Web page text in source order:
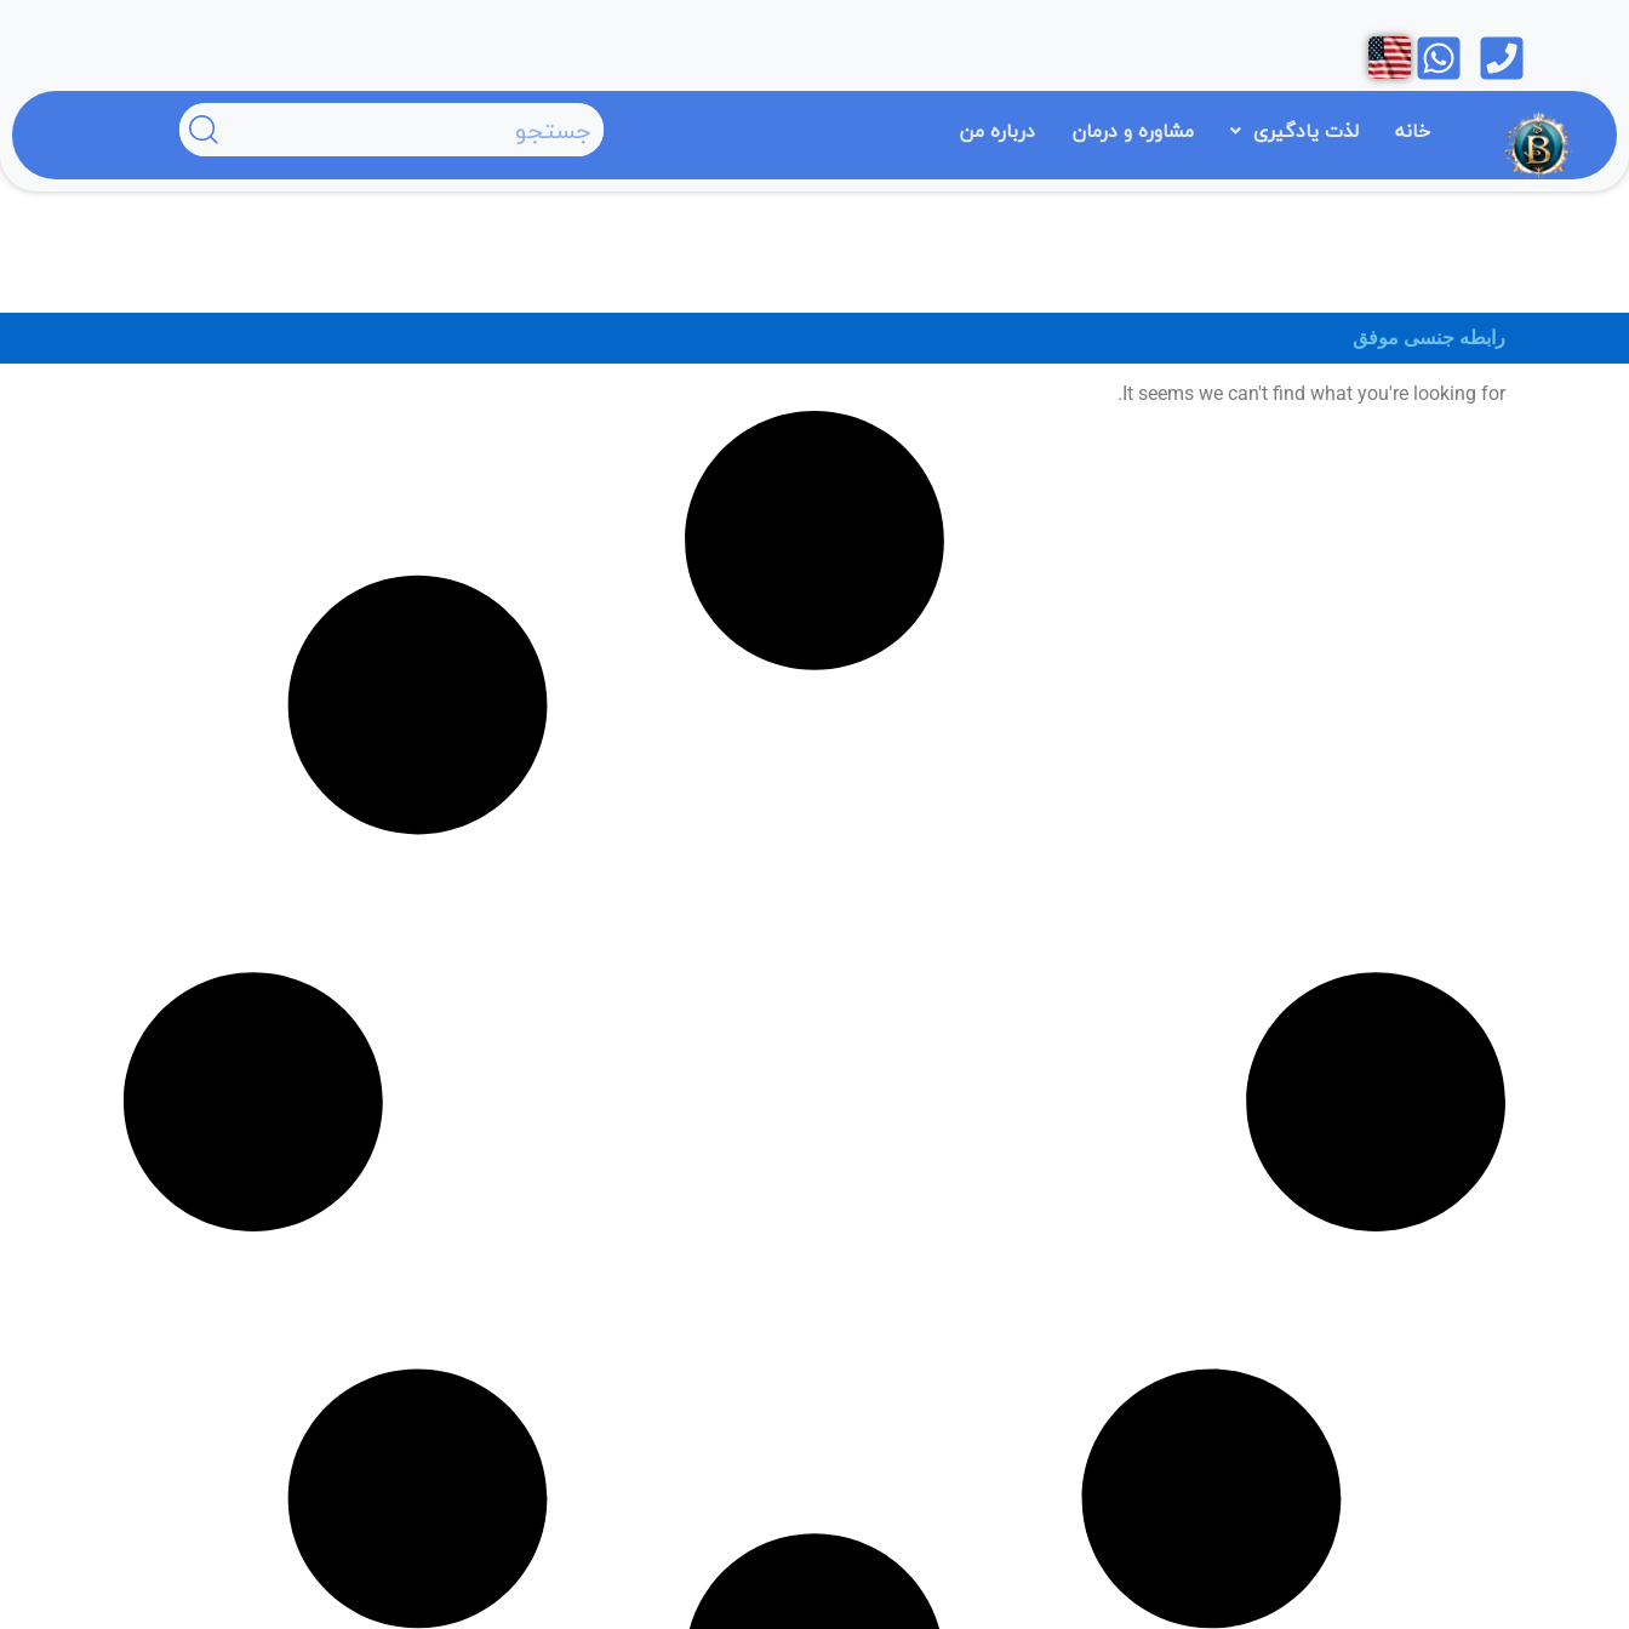
محتوا
Open
Open
خانه لذت یادگیری مشاوره و درمان درباره من
رابطه جنسی موفق
It seems we can't find what you're looking for.